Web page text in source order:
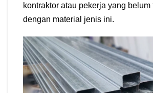
kontraktor atau pekerja yang belum
dengan material jenis ini.